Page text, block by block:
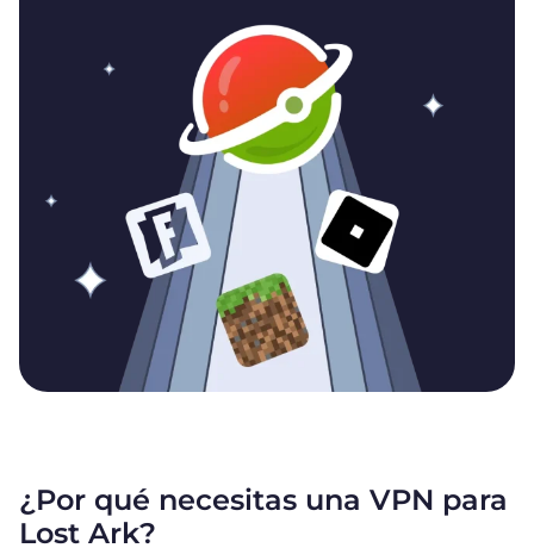
¿Por qué necesitas una VPN para
Lost Ark?